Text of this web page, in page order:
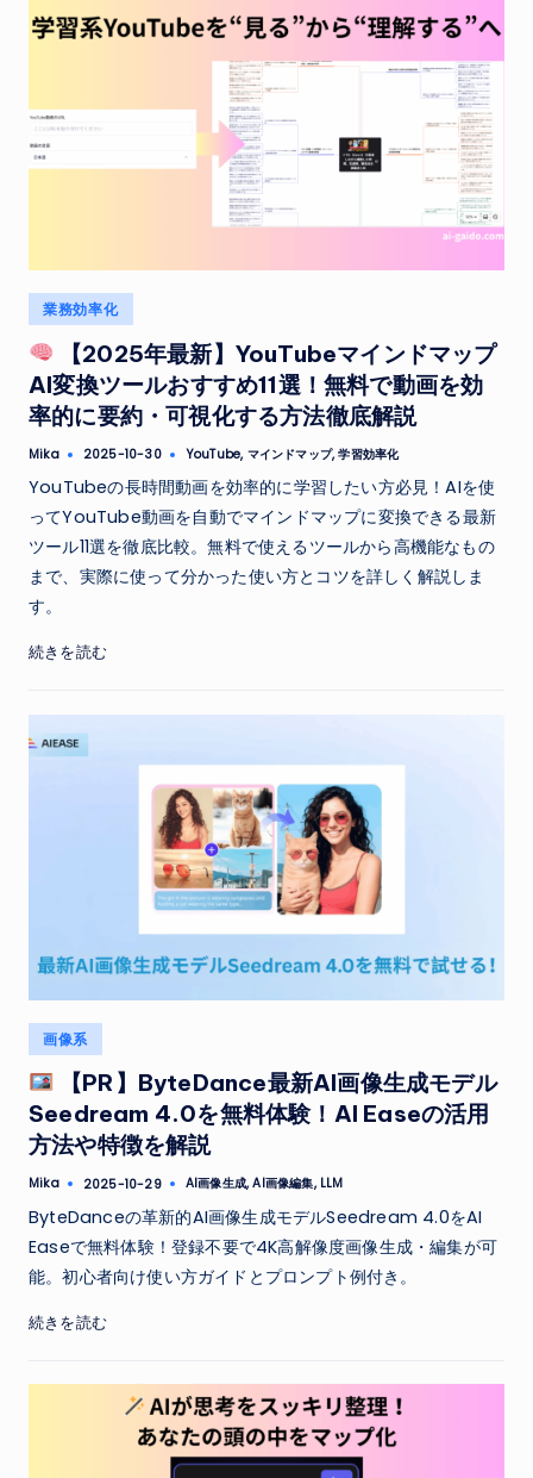
Posted
in
業務効率化
【2025年最新】YouTubeマインドマップ
AI変換ツールおすすめ11選！無料で動画を効
率的に要約・可視化する方法徹底解説
Posted
Mika 2025-10-30
Tags: YouTube, マインドマップ,学習効率化
YouTubeの長時間動画を効率的に学習したい方必見！AIを使
ってYouTube動画を自動でマインドマップに変換できる最新
ツール11選を徹底比較。無料で使えるツールから高機能なもの
まで、実際に使って分かった使い方とコツを詳しく解説しま
す。
続きを読む
Posted
in
画像系
【PR】ByteDance最新AI画像生成モデル
Seedream 4.0を無料体験！AI Easeの活用
方法や特徴を解説
Posted
Mika 2025-10-29
Tags: AI画像生成,AI画像編集, LLM
ByteDanceの革新的AI画像生成モデルSeedream 4.0をAI
Easeで無料体験！登録不要で4K高解像度画像生成・編集が可
能。初心者向け使い方ガイドとプロンプト例付き。
続きを読む